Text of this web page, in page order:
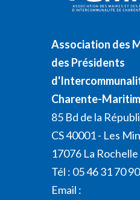
Association des
des Présidents
Charente-
85 Bd de la
CS 40001 - Les
17076 La
Tél : 05 46 31 70 90
Email :